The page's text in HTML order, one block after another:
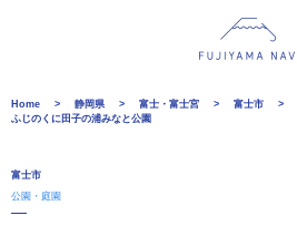
Home 静岡県 富士・富士宮 富士市
ふじのくに田子の浦みなと公園
富士市
公園・庭園